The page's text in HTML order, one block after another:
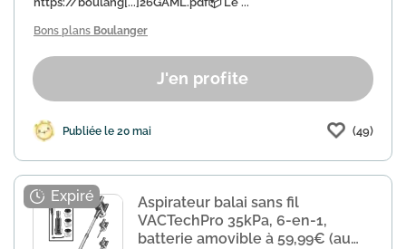
Bons plans Boulanger
J'en profite
Publiée le 20 mai (49)
Aspirateur balai sans fil
VACTechPro 35kPa, 6-en-1,
batterie amovible à 59,99€ (au